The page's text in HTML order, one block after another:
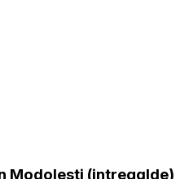
Modolesti (intregalde)